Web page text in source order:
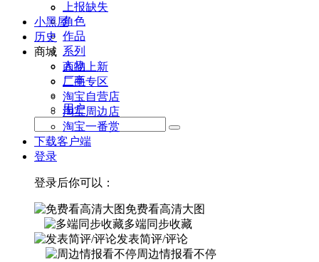
角色
作品
系列
人物
厂商
用户
上报缺失
小黑屋
历史
商城
商品上新
二手专区
淘宝自营店
淘宝周边店
淘宝一番赏
下载客户端
登录
登录后你可以：
免费看高清大图
多端同步收藏
发表简评/评论
周边情报看不停